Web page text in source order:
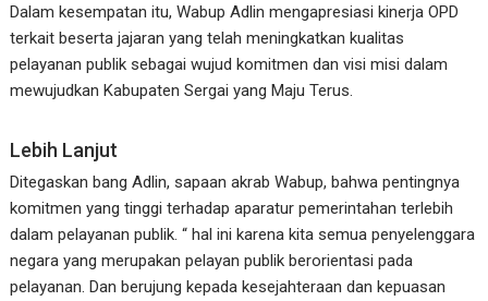
Dalam kesempatan itu, Wabup Adlin mengapresiasi kinerja OPD
terkait beserta jajaran yang telah meningkatkan kualitas
pelayanan publik sebagai wujud komitmen dan visi misi dalam
mewujudkan Kabupaten Sergai yang Maju Terus.
Lebih Lanjut
Ditegaskan bang Adlin, sapaan akrab Wabup, bahwa pentingnya
komitmen yang tinggi terhadap aparatur pemerintahan terlebih
dalam pelayanan publik. “ hal ini karena kita semua penyelenggara
negara yang merupakan pelayan publik berorientasi pada
pelayanan. Dan berujung kepada kesejahteraan dan kepuasan